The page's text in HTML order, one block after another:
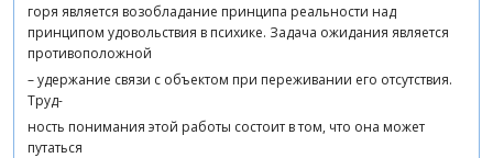
горя является возобладание принципа реальности над
принципом удовольствия в психике. Задача ожидания является
противоположной
– удержание связи с объектом при переживании его отсутствия.
Труд-
ность понимания этой работы состоит в том, что она может
путаться